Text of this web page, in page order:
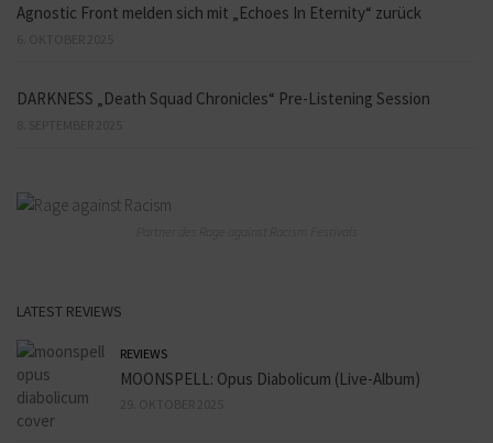
Agnostic Front melden sich mit „Echoes In Eternity“ zurück
DARKNESS „Death Squad Chronicles“ Pre-Listening Session
LATEST REVIEWS
REVIEWS
MOONSPELL: Opus Diabolicum (Live-Album)